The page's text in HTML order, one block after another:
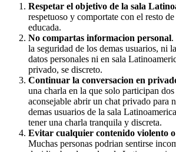
Respetar el objetivo de la sala
respetuoso y comportate con el resto
educada.
No compartas informacion personal.
la seguridad de los demas usuarios, ni
datos personales ni en sala
privado, se discreto.
Continuar la conversacion en
una charla en la que solo participan dos
aconsejable abrir un chat privado para
demas usuarios de la sala
tener una charla tranquila y discreta.
Evitar cualquier contenido violento
Muchas personas podrian sentirse